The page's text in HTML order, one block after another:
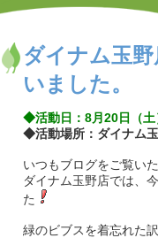
ダイナム玉
いました。
◆活動日：8月20日（土
◆活動場所：ダイナム
いつもブログをご覧い
ダイナム玉野店では、
た
緑のビブスを着忘れた